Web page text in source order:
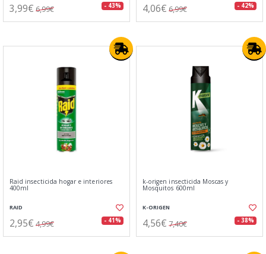
3,99€ 6,99€ - 43% 4,06€ 6,99€ - 42%
Raid insecticida hogar e interiores
400ml
RAID
2,95€ 4,99€ - 41%
k-origen insecticida Moscas y
Mosquitos 600ml
K-ORIGEN
4,56€ 7,40€ - 38%